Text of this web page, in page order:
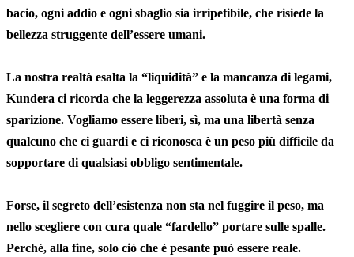
bacio, ogni addio e ogni sbaglio sia irripetibile, che risiede la
bellezza struggente dell’essere umani.
La nostra realtà esalta la “liquidità” e la mancanza di legami,
Kundera ci ricorda che la leggerezza assoluta è una forma di
sparizione. Vogliamo essere liberi, sì, ma una libertà senza
qualcuno che ci guardi e ci riconosca è un peso più difficile da
sopportare di qualsiasi obbligo sentimentale.
Forse, il segreto dell’esistenza non sta nel fuggire il peso, ma
nello scegliere con cura quale “fardello” portare sulle spalle.
Perché, alla fine, solo ciò che è pesante può essere reale.